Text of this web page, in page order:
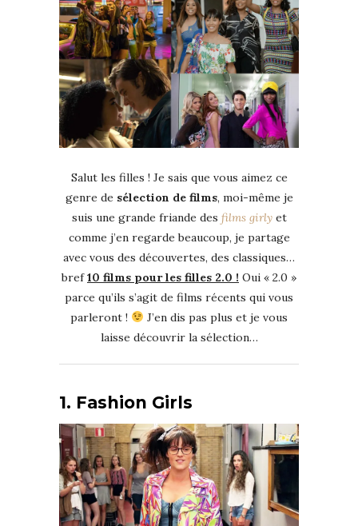
Salut les filles ! Je sais que vous aimez ce
genre de sélection de films, moi-même je
suis une grande friande des films girlyet
comme j’en regarde beaucoup, je partage
avec vous des découvertes, des classiques…
bref10 films pour les filles 2.0 ! Oui « 2.0 »
parce qu’ils s’agit de films récents qui vous
parleront !
J’en dis pas plus et je vous
laisse découvrir la sélection…
1. Fashion Girls